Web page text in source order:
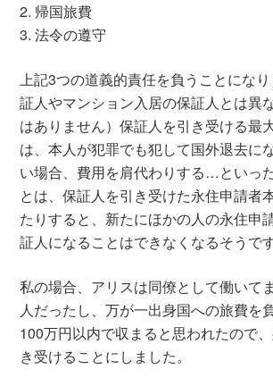
2. 帰国旅費
3. 法令の遵守
上記3つの道義的責任を負うことにな
証人やマンション入居の保証人とは異
はありません）保証人を引き受ける最
は、本人が犯罪でも犯して国外退去に
い場合、費用を肩代わりする…といっ
とは、保証人を引き受けた永住申請者
たりすると、新たにほかの人の永住申
証人になることはできなくなるそうです
私の場合、アリスは同僚として働いて
人だったし、万が一出身国への旅費を
100万円以内で収まると思われたので
き受けることにしました。